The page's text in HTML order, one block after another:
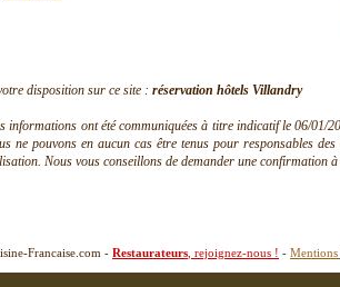
disposition sur ce site : réservation hôtels Villandry
informations ont été communiquées à titre indicatif le 06/01/
ne pouvons en aucun cas être tenus pour responsables
Nous vous conseillons de demander une confirmation à
Francaise.com - Restaurateurs , rejoignez-nous ! -